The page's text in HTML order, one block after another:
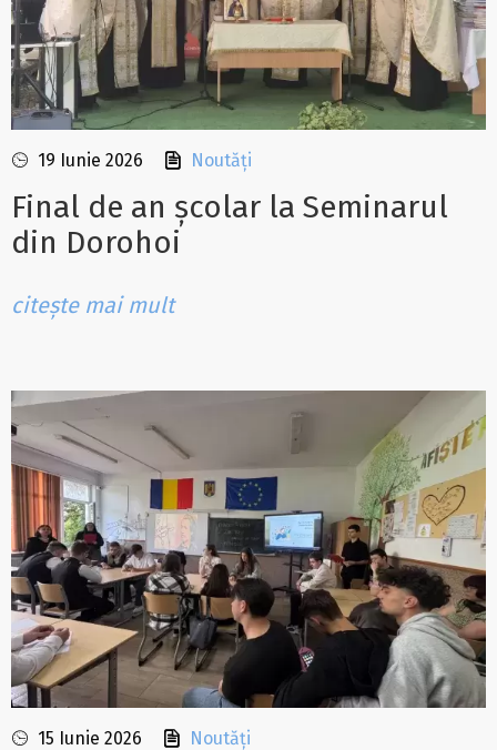
19 Iunie 2026 Noutăți
Final de an școlar la Seminarul
din Dorohoi
citește mai mult
15 Iunie 2026 Noutăți